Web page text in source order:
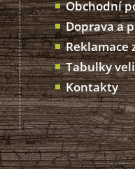
Obchodní
Doprava a
Reklamace
Tabulky
Kontakty